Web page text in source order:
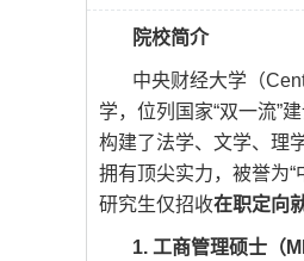
院校简介
中央财经大学（
学，位列国家“双一流”
构建了法学、文学、理
拥有顶尖实力，被誉为
研究生仅招收在职定向
1. 工商管理硕士（